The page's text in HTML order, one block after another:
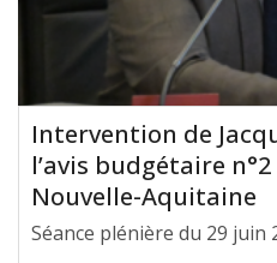
Intervention de
l’avis budgétaire n°2
Nouvelle-Aquitaine
Séance plénière du 29 juin